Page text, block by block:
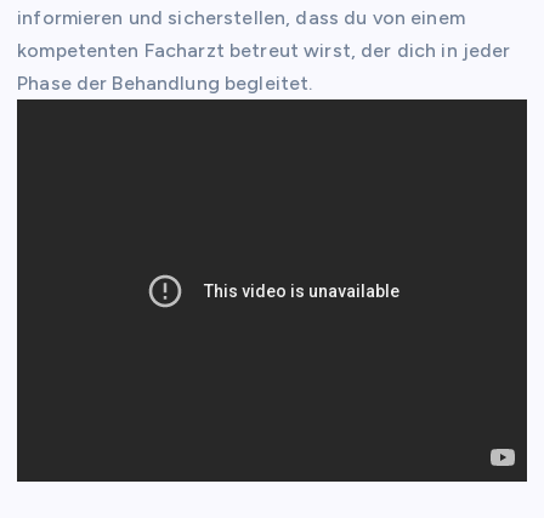
informieren und sicherstellen, dass du von einem
kompetenten Facharzt betreut wirst, der dich in jeder
Phase der Behandlung begleitet.